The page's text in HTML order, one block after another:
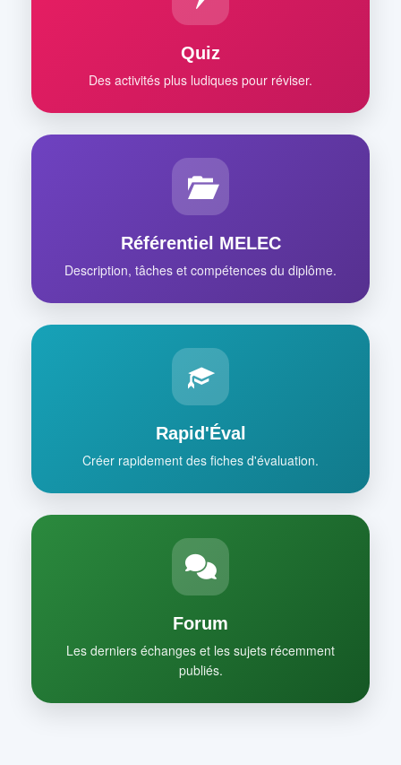
Quiz
Des activités plus ludiques pour réviser.
Référentiel MELEC
Description, tâches et compétences du diplôme.
Rapid'Éval
Créer rapidement des fiches d'évaluation.
Forum
Les derniers échanges et les sujets récemment
publiés.